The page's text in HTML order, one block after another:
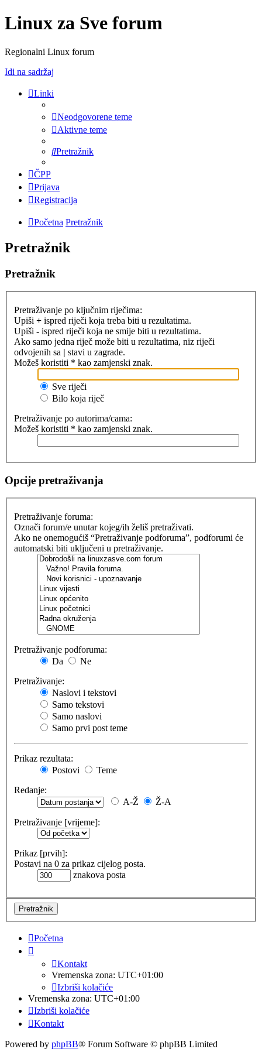
Linux za Sve forum
Regionalni Linux forum
Idi na sadržaj
Linki
Neodgovorene teme
Aktivne teme
Pretražnik
ČPP
Prijava
Registracija
Početna Pretražnik
Pretražnik
Pretražnik
Pretraživanje po ključnim riječima:
Upiši + ispred riječi koja treba biti u rezultatima.
Upiši - ispred riječi koja ne smije biti u rezultatima.
Ako samo jedna riječ može biti u rezultatima, niz riječi
odvojenih sa | stavi u zagrade.
Možeš koristiti * kao zamjenski znak.
Sve riječi
Bilo koja riječ
Pretraživanje po autorima/cama:
Možeš koristiti * kao zamjenski znak.
Opcije pretraživanja
Pretraživanje foruma:
Označi forum/e unutar kojeg/ih želiš pretraživati.
Ako ne onemogućiš “Pretraživanje podforuma”, podforumi će
automatski biti uključeni u pretraživanje.
Pretraživanje podforuma:
Da
Ne
Pretraživanje:
Naslovi i tekstovi
Samo tekstovi
Samo naslovi
Samo prvi post teme
Prikaz rezultata:
Postovi
Teme
Redanje:
A-Ž
Ž-A
Pretraživanje [vrijeme]:
Prikaz [prvih]:
Postavi na 0 za prikaz cijelog posta.
znakova posta
Početna
Kontakt
Vremenska zona: UTC+01:00
Izbriši kolačiće
Vremenska zona: UTC+01:00
Izbriši kolačiće
Kontakt
Powered by phpBB® Forum Software © phpBB Limited